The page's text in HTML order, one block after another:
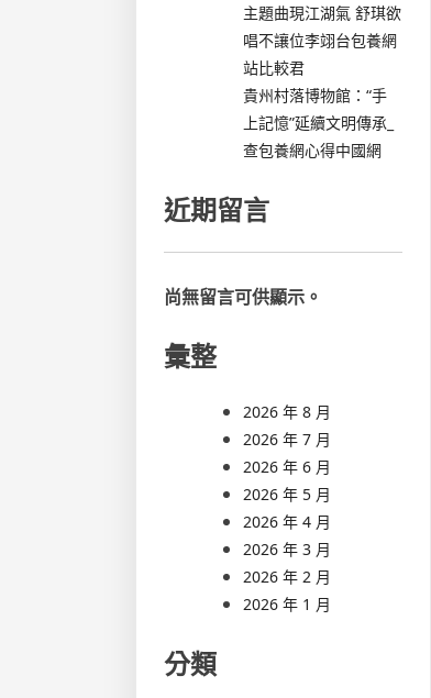
主題曲現江湖氣 舒琪欲
唱不讓位李翊台包養網
站比較君
貴州村落博物館：“手
上記憶”延續文明傳承_
查包養網心得中國網
近期留言
尚無留言可供顯示。
彙整
2026 年 8 月
2026 年 7 月
2026 年 6 月
2026 年 5 月
2026 年 4 月
2026 年 3 月
2026 年 2 月
2026 年 1 月
分類